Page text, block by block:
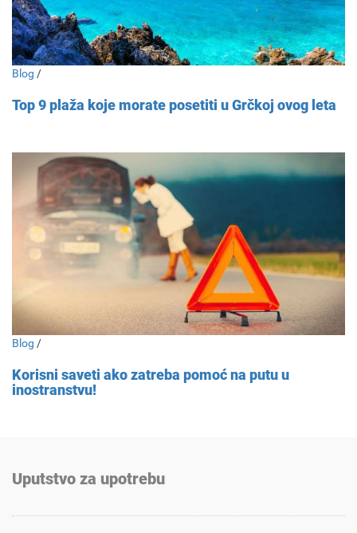
Blog /
Top 9 plaža koje morate posetiti u Grčkoj ovog leta
Blog /
Korisni saveti ako zatreba pomoć na putu u
inostranstvu!
Uputstvo za upotrebu